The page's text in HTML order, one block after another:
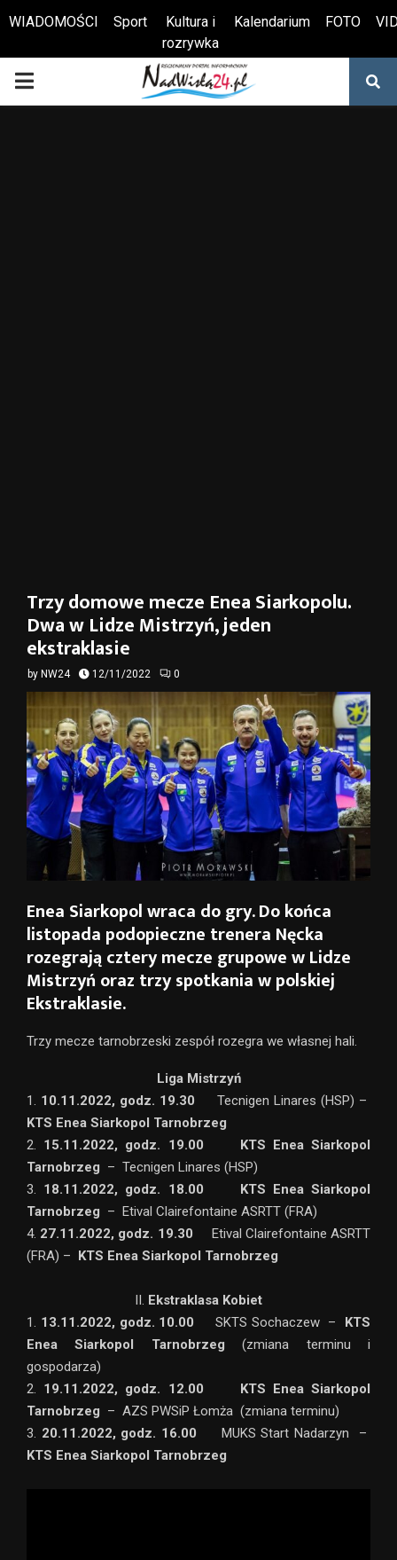
Otwórz pasek narzędzi
WIADOMOŚCI Sport
Kultura i
rozrywka
Kalendarium FOTO
PRIMARY
Trzy domowe mecze Enea Siarkopolu.
Dwa w Lidze Mistrzyń, jeden
ekstraklasie
by NW24 12/11/2022 0
Enea Siarkopol wraca do gry. Do końca
listopada podopieczne trenera Nęcka
rozegrają cztery mecze grupowe w Lidze
Mistrzyń oraz trzy spotkania w polskiej
Ekstraklasie.
Trzy mecze tarnobrzeski zespół rozegra we własnej hali.
Liga Mistrzyń
1. 10.11.2022, godz. 19.30 Tecnigen Linares (HSP) –
KTS Enea Siarkopol Tarnobrzeg
2. 15.11.2022, godz. 19.00 KTS Enea Siarkopol
Tarnobrzeg – Tecnigen Linares (HSP)
3. 18.11.2022, godz. 18.00 KTS Enea Siarkopol
Tarnobrzeg – Etival Clairefontaine ASRTT (FRA)
4. 27.11.2022, godz. 19.30
Etival Clairefontaine ASRTT
(FRA) –
KTS Enea Siarkopol Tarnobrzeg
II. Ekstraklasa Kobiet
1. 13.11.2022, godz. 10.00SKTS Sochaczew –
KTS
Enea Siarkopol Tarnobrzeg (zmiana terminu i
gospodarza)
2. 19.11.2022, godz. 12.00 KTS Enea Siarkopol
Tarnobrzeg – AZS PWSiP Łomża (zmiana terminu)
3. 20.11.2022, godz. 16.00
MUKS Start Nadarzyn –
KTS Enea Siarkopol Tarnobrzeg